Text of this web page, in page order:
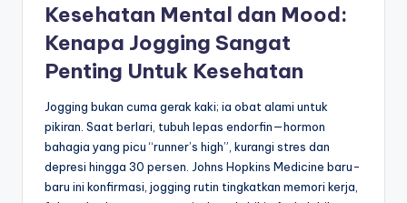
Kesehatan Mental dan Mood:
Kenapa Jogging Sangat
Penting Untuk Kesehatan
Jogging bukan cuma gerak kaki; ia obat alami untuk
pikiran. Saat berlari, tubuh lepas endorfin—hormon
bahagia yang picu “runner’s high”, kurangi stres dan
depresi hingga 30 persen. Johns Hopkins Medicine baru-
baru ini konfirmasi, jogging rutin tingkatkan memori kerja,